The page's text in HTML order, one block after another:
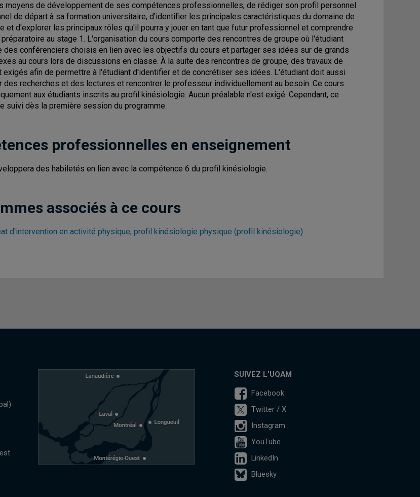
moyens de développement de ses compétences professionnelles, de rédiger son profil personnel
de départ à sa formation universitaire, d'identifier les principales caractéristiques du domaine de
et d'explorer les principaux rôles qu'il pourra y jouer en tant que futur professionnel et comprendre
au stage 1. L'organisation du cours comporte des rencontres de groupe où l'étudiant
des conférenciers choisis en lien avec les objectifs du cours et partager ses idées sur de grands
au cours lors de discussions en classe. À la suite des rencontres de groupe, des travaux de
exigés afin de permettre à l'étudiant d'identifier et de concrétiser ses idées. L'étudiant doit aussi
des recherches et des lectures et rencontrer le professeur individuellement au besoin. Ce cours
aux étudiants inscrits au profil kinésiologie. Aucun préalable n'est exigé. Cependant, ce
suivi dès la première session du programme.
professionnelles en enseignement
des habiletés en lien avec la compétence 6 du profil kinésiologie.
associés à ce cours
d'intervention en activité physique, profil kinésiologie physique (profil kinésiologie)
SUIVEZ L'UQAM
Facebook
Twitter / X
Instagram
YouTube
LinkedIn
Bluesky